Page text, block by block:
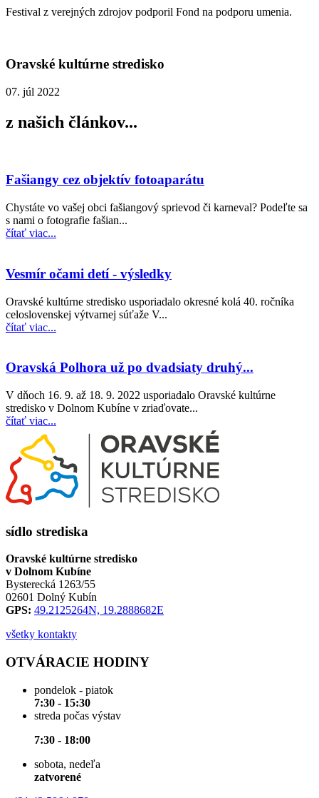
Festival z verejných zdrojov podporil Fond na podporu umenia.
Oravské kultúrne stredisko
07. júl 2022
z našich článkov...
Fašiangy cez objektív fotoaparátu
Chystáte vo vašej obci fašiangový sprievod či karneval? Podeľte sa
s nami o fotografie fašian...
čítať viac...
Vesmír očami detí - výsledky
Oravské kultúrne stredisko usporiadalo okresné kolá 40. ročníka
celoslovenskej výtvarnej súťaže V...
čítať viac...
Oravská Polhora už po dvadsiaty druhý...
V dňoch 16. 9. až 18. 9. 2022 usporiadalo Oravské kultúrne
stredisko v Dolnom Kubíne v zriaďovate...
čítať viac...
sídlo strediska
Oravské kultúrne stredisko
v Dolnom Kubíne
Bysterecká 1263/55
02601 Dolný Kubín
GPS: 49.2125264N, 19.2888682E
všetky kontakty
OTVÁRACIE HODINY
pondelok - piatok
7:30 - 15:30
streda počas výstav
7:30 - 18:00
sobota, nedeľa
zatvorené